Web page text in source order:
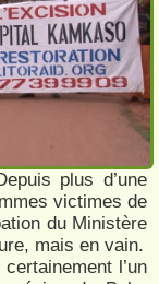
plus d’une
victimes de
du Ministère
mais en vain.
l’un